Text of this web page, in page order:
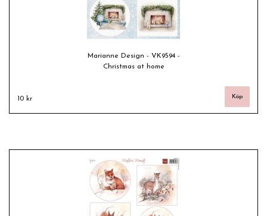
Marianne Design - VK9594 -
Christmas at home
10 kr